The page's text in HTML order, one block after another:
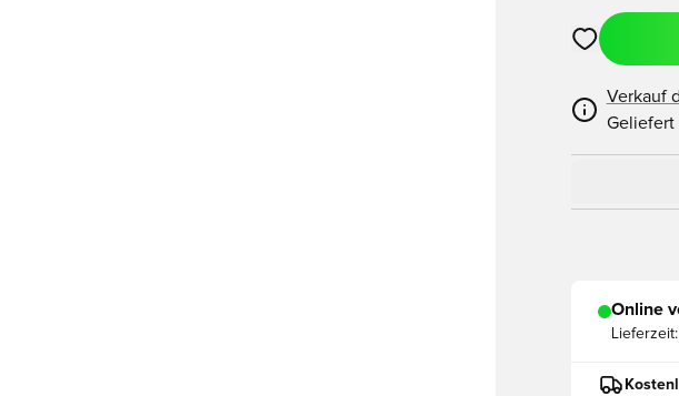
Öffnet ein
Verkauf
Geliefert
Online
Lieferzeit: